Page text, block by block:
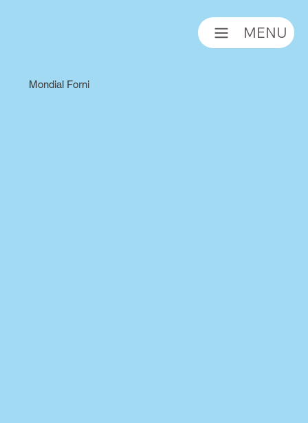
MENU
Mondial Forni